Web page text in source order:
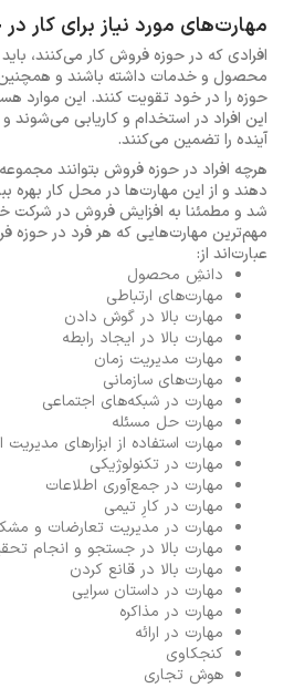
مهارت‌های مورد نیاز برای کار
افرادی که در حوزه فروش کار می‌کنند،
محصول و خدمات داشته باشند و همچنین
حوزه را در خود تقویت کنند. این موارد
این افراد در استخدام و کاریابی می‌شوند
آینده را تضمین می‌کنند.
هرچه افراد در حوزه فروش بتوانند
دهند و از این مهارت‌ها در محل کار بهره
شد و مطمئنا به افزایش فروش در شرکت
مهم‌ترین مهارت‌هایی که هر فرد در حوزه
عبارت‌اند از:
دانشِ محصول
مهارت‌های ارتباطی
مهارت بالا در گوش دادن
مهارت بالا در ایجاد رابطه
مهارت مدیریت زمان
مهارت‌های سازمانی
مهارت در شبکه‌های اجتماعی
مهارت حل مسئله
مهارت استفاده از ابزارهای مدیریت
مهارت در تکنولوژیکی
مهارت در جمع‌آوری اطلاعات
مهارت در کارِ تیمی
مهارت در مدیریت تعارضات و
مهارت بالا در جستجو و انجام
مهارت بالا در قانع کردن
مهارت در داستان سرایی
مهارت در مذاکره
مهارت در ارائه
کنجکاوی
هوش تجاری